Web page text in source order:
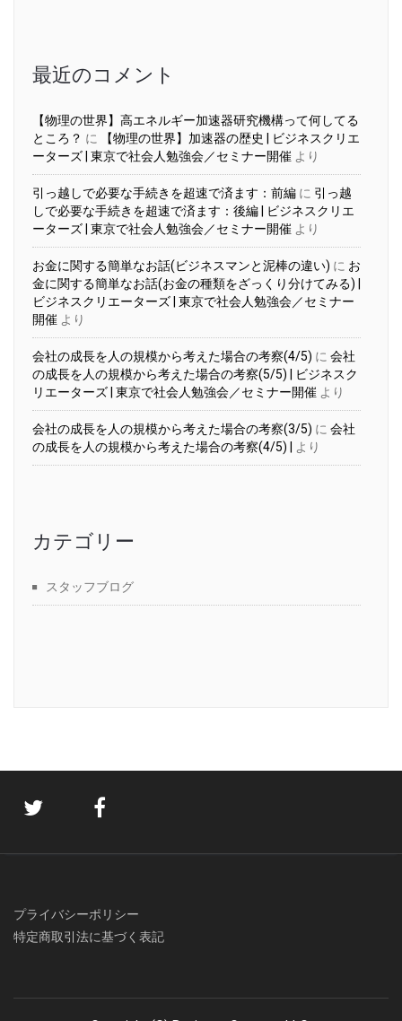
最近のコメント
【物理の世界】高エネルギー加速器研究機構って何してる
ところ？ に
【物理の世界】加速器の歴史 | ビジネスクリエ
ーターズ | 東京で社会人勉強会／セミナー開催 より
引っ越しで必要な手続きを超速で済ます：前編 に 引っ越
しで必要な手続きを超速で済ます：後編 | ビジネスクリエ
ーターズ | 東京で社会人勉強会／セミナー開催 より
お金に関する簡単なお話(ビジネスマンと泥棒の違い) に お
金に関する簡単なお話(お金の種類をざっくり分けてみる) |
ビジネスクリエーターズ | 東京で社会人勉強会／セミナー
開催 より
会社の成長を人の規模から考えた場合の考察(4/5) に 会社
の成長を人の規模から考えた場合の考察(5/5) | ビジネスク
リエーターズ | 東京で社会人勉強会／セミナー開催 より
会社の成長を人の規模から考えた場合の考察(3/5) に 会社
の成長を人の規模から考えた場合の考察(4/5) |
より
カテゴリー
スタッフブログ
プライバシーポリシー
特定商取引法に基づく表記